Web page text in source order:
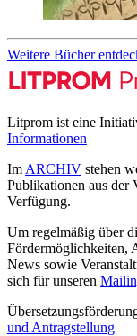
Weitere Bücher
Litprom ist eine
Informationen
Im ARCHIV stehen
Publikationen aus der
Verfügung.
Um regelmäßig über
Fördermöglichkeiten,
News sowie
sich für unseren
und Antragstellung